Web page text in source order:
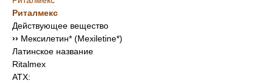
Риталмекс
Действующее вещество
›› Мексилетин* (Mexiletine*)
Латинское название
Ritalmex
АТХ: